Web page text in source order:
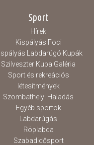
Sport
Hírek
Kispályás Foci
Labdarúgó Kupák
Szilveszter Kupa Galéria
Sport és rekreációs
létesítmények
Szombathelyi Haladás
Egyéb sportok
Labdarúgás
Röplabda
Szabadidősport